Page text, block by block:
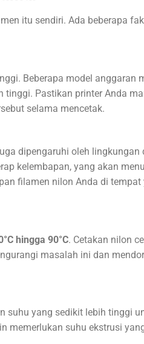
itu sendiri. Ada beberapa
Beberapa model anggaran
Pastikan printer Anda
selama mencetak.
dipengaruhi oleh lingkungan
kelembapan, yang akan
filamen nilon Anda di tempat
hingga 90°C. Cetakan nilon
masalah ini dan
suhu yang sedikit lebih tinggi
memerlukan suhu ekstrusi